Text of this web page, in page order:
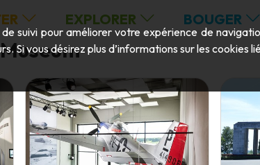
EXPLORER BOUGER
suivi pour améliorer votre expérience de
Si vous désirez plus d’informations sur les cookies